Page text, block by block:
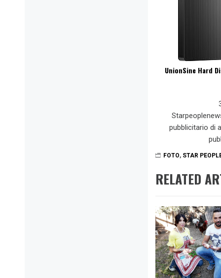
UnionSine Hard
pubblicitario di
FOTO, STAR
RELATED